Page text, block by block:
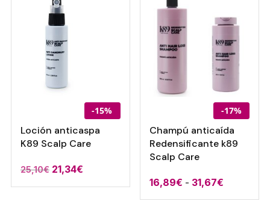
23,23€
-15%
Loción anticaspa
K89 Scalp Care
25,10€ El
precio
21,34€El
precio
-17%
Champú anticaída
Redensificante k89
Scalp Care
16,89€ - 31,67€
de